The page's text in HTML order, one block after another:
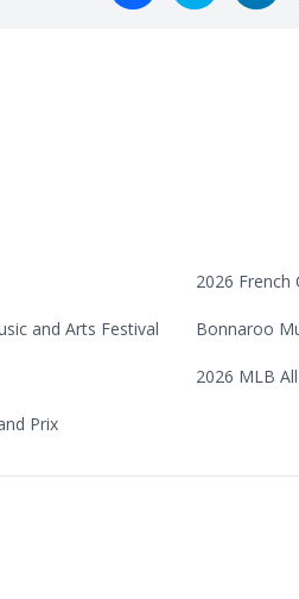
2026 French
and Arts Festival Bonnaroo
2026 MLB
Prix